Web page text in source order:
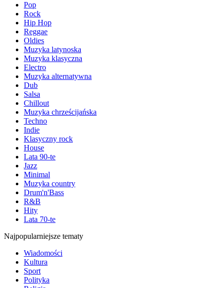
Pop
Rock
Hip Hop
Reggae
Oldies
Muzyka latynoska
Muzyka klasyczna
Electro
Muzyka alternatywna
Dub
Salsa
Chillout
Muzyka chrześcijańska
Techno
Indie
Klasyczny rock
House
Lata 90-te
Jazz
Minimal
Muzyka country
Drum'n'Bass
R&B
Hity
Lata 70-te
Najpopularniejsze tematy
Wiadomości
Kultura
Sport
Polityka